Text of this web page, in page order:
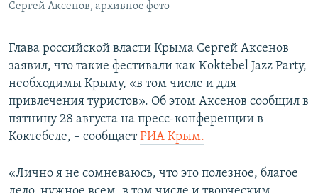
УКРАИНСКАЯ ПРОБЛЕМА КРЫМА
Сергей Аксенов, архивное фото
Глава российской власти Крыма Сергей Аксенов
заявил, что такие фестивали как Koktebel Jazz Party,
необходимы Крыму, «в том числе и для
привлечения туристов». Об этом Аксенов сообщил в
пятницу 28 августа на пресс-конференции в
Коктебеле, – сообщаетРИА Крым.
«Лично я не сомневаюсь, что это полезное, благое